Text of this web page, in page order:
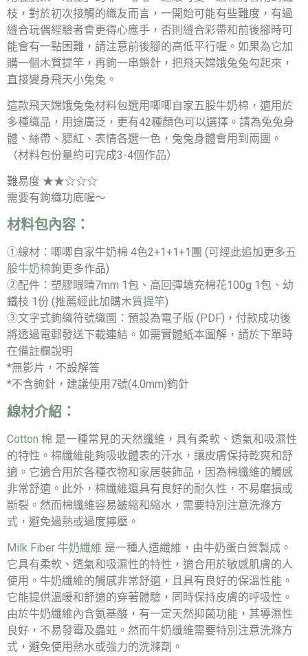
枝，對於初次接觸的織友而言，一開始可能有些難度，有過
縫合玩偶經驗者會更得心應手，否則縫合彩帶和前後腳時可
能會有一點困難，請注意前後腳的高低平行喔。如果為它加
購一個木質提竿，再鉤一串鎖針，把飛天嫦娥兔兔勾起來，
直接變身飛天小兔兔。
這款飛天嫦娥兔兔材料包選用唧唧自家五股牛奶棉，適用於
多種織品，用途廣泛，更有42種顏色可以選擇。請為兔兔身
體、絲帶、腮紅、表情各選一色，兔兔身體會用到兩團。
（材料包份量約可完成3-4個作品）
難易度 ★★☆☆☆
需要有鉤織功底喔～
材料包內容：
①線材：唧唧自家牛奶棉 4色2+1+1+1團 (可經此追加更多五
股牛奶棉鉤更多作品)
②配件：塑膠眼睛7mm 1包、高回彈填充棉花100g 1包、幼
鐵枝 1份 (推薦經此加購木質提竿)
③文字式鉤織符號織圖：預設為電子版 (PDF)，付款成功後
將透過電郵發送下載連結。如需實體紙本圖解，請於下單時
在備註欄說明
*無影片，不設解答
*不含鉤針，建議使用7號(4.0mm)鉤針
線材介紹：
Cotton 棉 是一種常見的天然纖維，具有柔軟、透氣和吸濕性
的特性。棉纖維能夠吸收體表的汗水，讓皮膚保持乾爽和舒
適。它適合用於各種衣物和家居裝飾品，因為棉纖維的觸感
非常舒適。此外，棉纖維還具有良好的耐久性，不易磨損或
斷裂。然而棉纖維容易皺縮和縮水，需要特別注意洗滌方
式，避免過熱或過度擰壓。
Milk Fiber 牛奶纖維 是一種人造纖維，由牛奶蛋白質製成。
它具有柔軟、透氣和吸濕性的特性，適合用於敏感肌膚的人
使用。牛奶纖維的觸感非常舒適，且具有良好的保溫性能。
它能提供溫暖和舒適的穿著體驗，同時保持皮膚的呼吸性。
由於牛奶纖維內含氨基酸，有一定天然抑菌功能，其導濕性
良好，不易發霉及蟲蛀。然而牛奶纖維需要特別注意洗滌方
式，避免使用熱水或強力的洗滌劑。